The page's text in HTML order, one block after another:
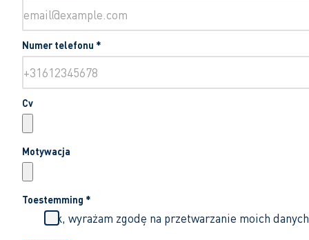
Numer telefonu *
Cv
Motywacja
Toestemming *
Tak, wyrażam zgodę na przetwarzanie moich danych